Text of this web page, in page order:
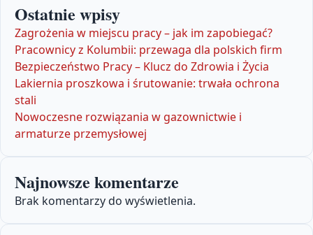
Ostatnie wpisy
Zagrożenia w miejscu pracy – jak im zapobiegać?
Pracownicy z Kolumbii: przewaga dla polskich firm
Bezpieczeństwo Pracy – Klucz do Zdrowia i Życia
Lakiernia proszkowa i śrutowanie: trwała ochrona
stali
Nowoczesne rozwiązania w gazownictwie i
armaturze przemysłowej
Najnowsze komentarze
Brak komentarzy do wyświetlenia.